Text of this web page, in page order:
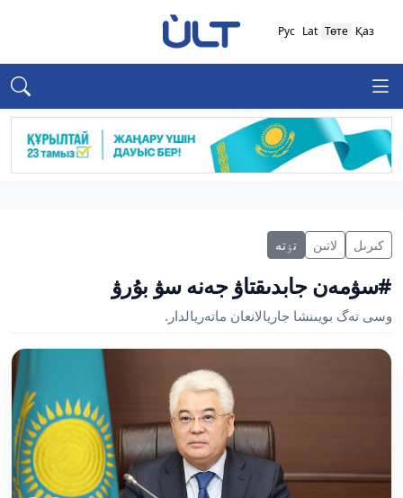
Қаз
Төте
Lat
Рус
كىرىل لاتىن تٶتە
#سۋمەن جابدىقتاۋ جەنە سۋ بۇرۋ
وسى تەگ بويىنشا جاريالانعان ماتەريالدار.